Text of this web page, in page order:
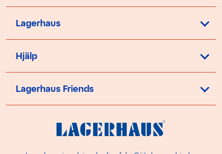
Lagerhaus
Hjälp
Lagerhaus Friends